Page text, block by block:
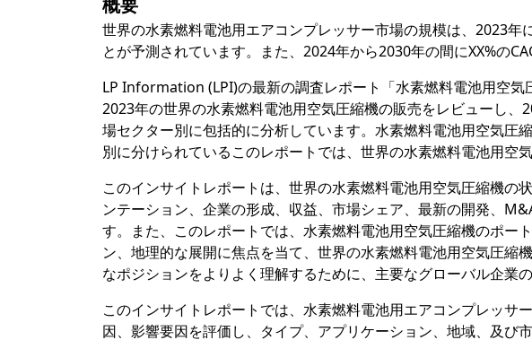
概要
世界の水素燃料電池用エアコンプレッサー市場の規模は、2023年
とが予測されています。また、2024年から2030年の間にXX%の
LP Information (LPI)の最新の調査レポート「水素燃料電池用空気
2023年の世界の水素燃料電池用空気圧縮機の販売をレビューし
場セクター別に包括的に分析しています。水素燃料電池用空気圧
別に分けられているこのレポートでは、世界の水素燃料電池用空
このインサイトレポートは、世界の水素燃料電池用空気圧縮機の
ンテーション、企業の形成、収益、市場シェア、最新の開発、
す。また、このレポートでは、水素燃料電池用空気圧縮機のポー
ン、地理的な展開に焦点を当て、世界の水素燃料電池用空気圧縮
なポジションをよりよく理解するために、主要なグローバル企業
このインサイトレポートでは、水素燃料電池用エアコンプレッサ
因、影響要因を評価し、タイプ、アプリケーション、地域、及び